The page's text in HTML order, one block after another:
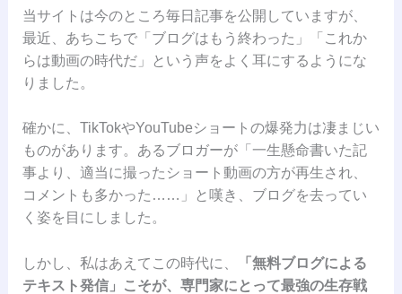
当サイトは今のところ毎日記事を公開していますが、
最近、あちこちで「ブログはもう終わった」「これか
らは動画の時代だ」という声をよく耳にするようにな
りました。
確かに、TikTokやYouTubeショートの爆発力は凄まじい
ものがあります。あるブロガーが「一生懸命書いた記
事より、適当に撮ったショート動画の方が再生され、
コメントも多かった……」と嘆き、ブログを去ってい
く姿を目にしました。
しかし、私はあえてこの時代に、
「無料ブログによる
テキスト発信」こそが、専門家にとって最強の生存戦